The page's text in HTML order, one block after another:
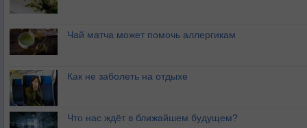
Чай матча может помочь аллергикам
Как не заболеть на отдыхе
Что нас ждёт в ближайшем будущем?